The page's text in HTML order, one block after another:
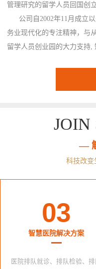
管理研究的留学人员回国创
公司自2002年11月成立以
务业现代化的专注精神，与
留学人员创业园的大力支持
JOIN
—
科技改变
03
智慧医院解决方案
医院排队就诊、排队检验、排